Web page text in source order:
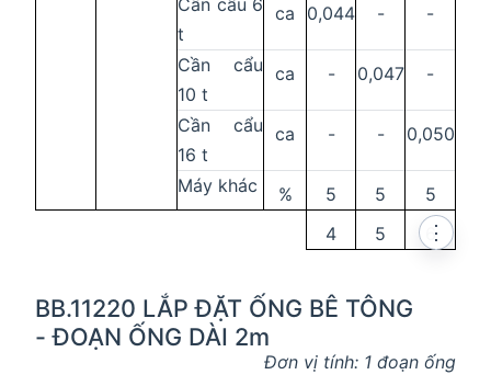
Cần cẩu 6
t
ca 0,044 - -
Cần cẩu
10 t
ca - 0,047 -
Cần cẩu
16 t
ca - - 0,050
Máy khác % 5 5
5
4
5 6
BB.11220 LẮP ĐẶT ỐNG BÊ TÔNG
- ĐOẠN ỐNG DÀI 2m
⋮
Đơn vị tính: 1 đoạn ống